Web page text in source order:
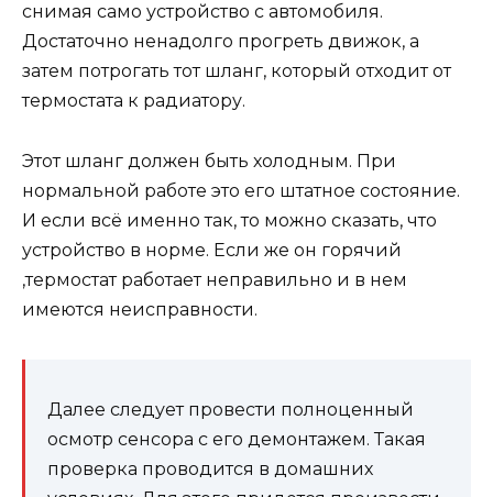
снимая само устройство с автомобиля.
Достаточно ненадолго прогреть движок, а
затем потрогать тот шланг, который отходит от
термостата к радиатору.
Этот шланг должен быть холодным. При
нормальной работе это его штатное состояние.
И если всё именно так, то можно сказать, что
устройство в норме. Если же он горячий
,термостат работает неправильно и в нем
имеются неисправности.
Далее следует провести полноценный
осмотр сенсора с его демонтажем. Такая
проверка проводится в домашних